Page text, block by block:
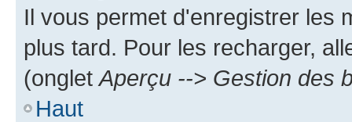
Il vous permet d'enregistrer les
plus tard. Pour les recharger,
(ongletAperçu --> Gestion des
Haut